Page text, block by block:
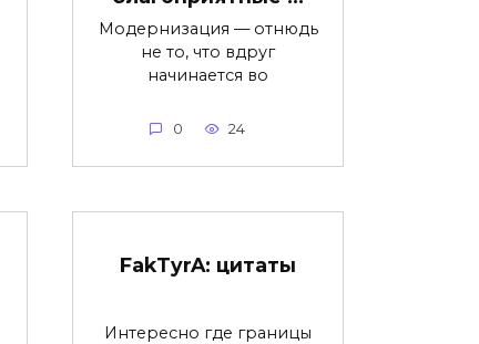
Модернизация — отнюдь
не то, что вдруг
начинается во
0 24
FakTyrA: цитаты
Интересно где границы